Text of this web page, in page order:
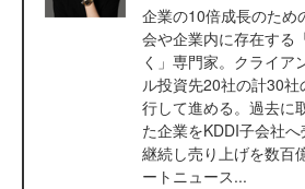
企業の10倍成長のため
会や企業内に存在する
く」専門家。クライア
ル投資先20社の計30
行して進める。過去に
た企業をKDDI子会社
継続し売り上げを数百
ートニュース...